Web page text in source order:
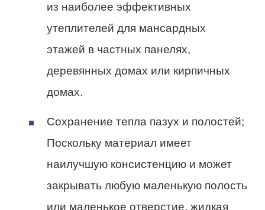
из наиболее эффективных
утеплителей для мансардных
этажей в частных панелях,
деревянных домах или кирпичных
домах.
Сохранение тепла пазух и полостей;
Поскольку материал имеет
наилучшую консистенцию и может
закрывать любую маленькую полость
или маленькое отверстие, жидкая